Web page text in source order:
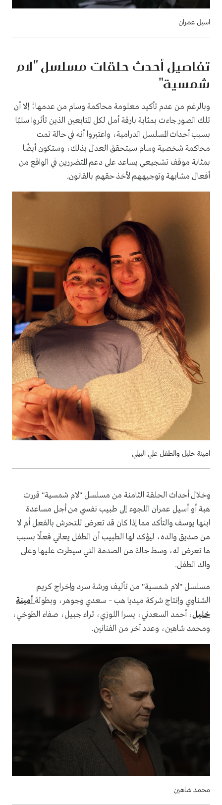
اسيل عمران
تفاصيل أحدث حلقات مسلسل "لام
شمسية"
وبالرغم من عدم تأكيد معلومة محاكمة وسام من عدمها؛ إلا أن
تلك الصور جاءت بمثابة بارقة أمل لكل المتابعين الذين تأثروا سلبًا
بسبب أحداث المسلسل الدرامية، واعتبروا أنه في حالة تمت
محاكمة شخصية وسام سيتحقق العدل بذلك، وستكون أيضًا
بمثابة موقف تشجيعي يساعد على دعم المتضررين في الواقع من
أفعال مشابهة وتوجيههم لأخذ حقهم بالقانون.
امينة خليل والطفل علي البيلي
وخلال أحداث الحلقة الثامنة من مسلسل "لام شمسية" قررت
هبة أو أسيل عمران اللجوء إلى طبيب نفسي من أجل مساعدة
ابنها يوسف والتأكد مما إذا كان قد تعرض للتحرش بالفعل أم لا
من صديق والده، ليؤكد لها الطبيب أن الطفل يعاني فعلًا بسبب
ما تعرض له، وسط حالة من الصدمة التي سيطرت عليها وعلى
والد الطفل.
مسلسل "لام شمسية" من تأليف ورشة سرد وإخراج كريم
الشناوي وإنتاج شركة ميديا هب – سعدي وجوهر، وبطولةأمينة
خليل، أحمد السعدني، يسرا اللوزي، ثراء جبيل، صفاء الطوخي،
ومحمد شاهين، وعدد آخر من الفنانين.
محمد شاهين